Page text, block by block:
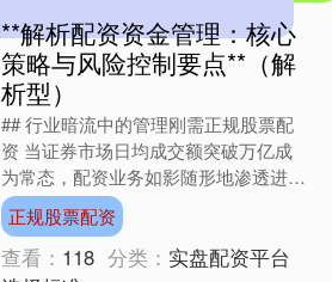
**解析配资资金管理：核心
策略与风险控制要点**（解
析型）
## 行业暗流中的管理刚需正规股票配
资 当证券市场日均成交额突破万亿成
为常态，配资业务如影随形地渗透进各
类投资场景。从个人投资者加杠杆博收
益，到机构通过结构化产....
正规股票配资
查看： 118 分类： 实盘配资平台